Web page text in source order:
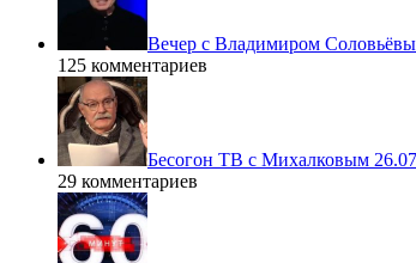
Вечер с Владимиром
125 комментариев
Бесогон ТВ с Михалковым
29 комментариев